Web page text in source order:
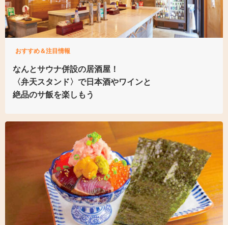
おすすめ＆注目情報
なんとサウナ併設の居酒屋！
〈弁天スタンド〉で日本酒やワインと
絶品のサ飯を楽しもう